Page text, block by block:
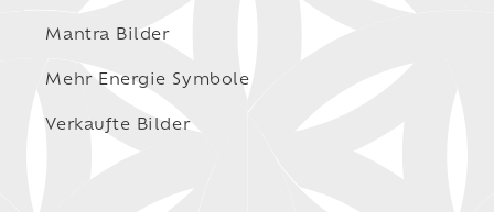
Mantra Bilder
Mehr Energie Symbole
Verkaufte Bilder